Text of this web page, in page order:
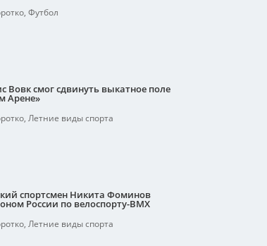
, Футбол
Вовк смог сдвинуть выкатное поле
Арене»
, Летние виды спорта
спортсмен Никита Фоминов
России по велоспорту-ВМХ
, Летние виды спорта